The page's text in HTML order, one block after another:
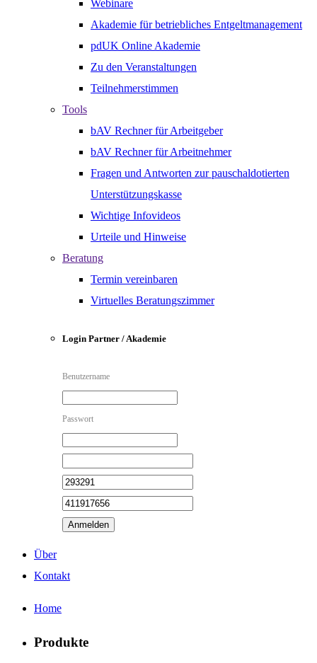
Webinare
Akademie für betriebliches Entgeltmanagement
pdUK Online Akademie
Zu den Veranstaltungen
Teilnehmerstimmen
Tools
bAV Rechner für Arbeitgeber
bAV Rechner für Arbeitnehmer
Fragen und Antworten zur pauschaldotierten
Unterstützungskasse
Wichtige Infovideos
Urteile und Hinweise
Beratung
Termin vereinbaren
Virtuelles Beratungszimmer
Login Partner / Akademie
Benutzername
Passwort
Anmelden
Über
Kontakt
Home
Produkte